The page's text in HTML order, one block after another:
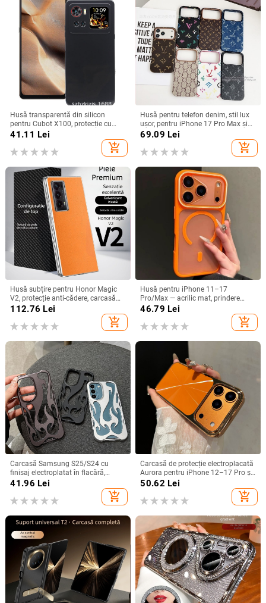
Husă transparentă din silicon
pentru Cubot X100, protecție cu
acoperire totală
41.11 Lei
add_shopping_cart
Husă pentru telefon denim, stil lux
ușor, pentru iPhone 17 Pro Max și
iPhone 16, cu acoperire totală
69.09 Lei
add_shopping_cart
Husă subțire pentru Honor Magic
V2, protecție anti-cădere, carcasă
dură pentru ecran pliabil, finisaj PU
112.76 Lei
add_shopping_cart
Husă pentru iPhone 11–17
Pro/Max — acrilic mat, prindere
magnetică, protecție anti-cadere,
46.79 Lei
add_shopping_cart
Carcasă Samsung S25/S24 cu
finisaj electroplatat în flacără,
design decupat, compatibilă cu
41.96 Lei
add_shopping_cart
Carcasă de protecție electroplacată
Aurora pentru iPhone 12–17 Pro și
Pro Max, acoperire completă, anti-
50.62 Lei
add_shopping_cart